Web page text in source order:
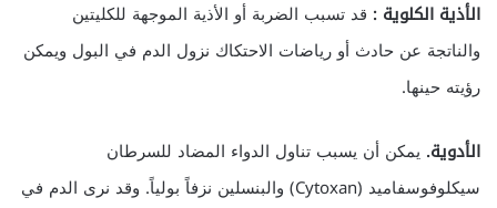
الأذية الكلوية : قد تسبب الضربة أو الأذية الموجهة للكليتين
والناتجة عن حادث أو رياضات الاحتكاك نزول الدم في البول ويمكن
رؤيته حينها.
الأدوية. يمكن أن يسبب تناول الدواء المضاد للسرطان
سيكلوفوسفاميد (Cytoxan) والبنسلين نزفاً بولياً. وقد نرى الدم في